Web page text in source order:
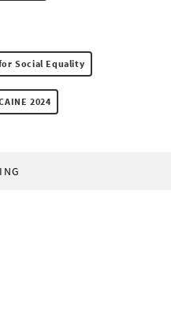
Social Equality
2024